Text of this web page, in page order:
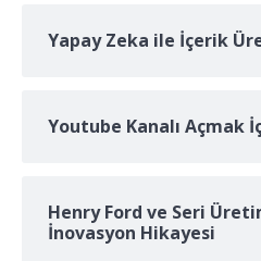
Yapay Zeka ile İçerik
Youtube Kanalı Açmak
Henry Ford ve Seri
İnovasyon Hikayesi